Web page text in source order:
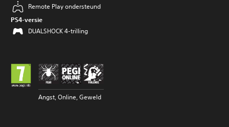
Remote Play ondersteund
PS4-versie
DUALSHOCK 4-trilling
Angst, Online, Geweld